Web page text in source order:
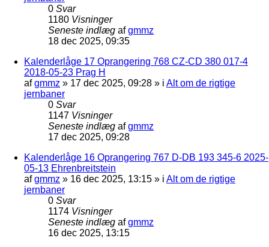
0 Svar
1180 Visninger
Seneste indlæg afgmmz
18 dec 2025, 09:35
Kalenderlåge 17 Oprangering 768 CZ-CD 380 017-4
2018-05-23 Prag H
afgmmz » 17 dec 2025, 09:28 » i Alt om de rigtige
jernbaner
0 Svar
1147 Visninger
Seneste indlæg afgmmz
17 dec 2025, 09:28
Kalenderlåge 16 Oprangering 767 D-DB 193 345-6 2025-
05-13 Ehrenbreitstein
afgmmz » 16 dec 2025, 13:15 » i Alt om de rigtige
jernbaner
0 Svar
1174 Visninger
Seneste indlæg afgmmz
16 dec 2025, 13:15